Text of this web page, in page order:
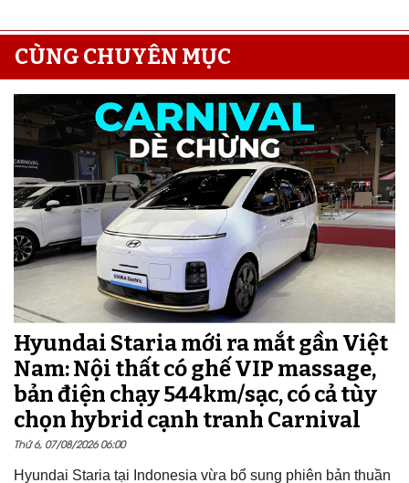
CÙNG CHUYÊN MỤC
Hyundai Staria mới ra mắt gần Việt
Nam: Nội thất có ghế VIP massage,
bản điện chạy 544km/sạc, có cả tùy
chọn hybrid cạnh tranh Carnival
Thứ 6, 07/08/2026 06:00
Hyundai Staria tại Indonesia vừa bổ sung phiên bản thuần